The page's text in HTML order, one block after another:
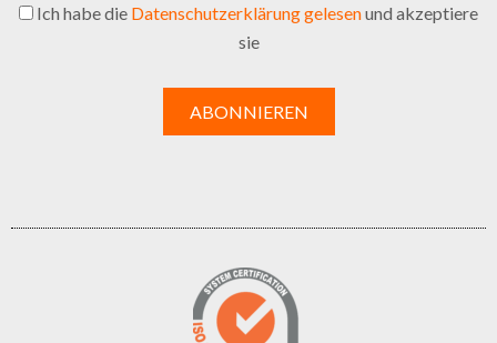
Ich habe die Datenschutzerklärung gelesenund akzeptiere
sie